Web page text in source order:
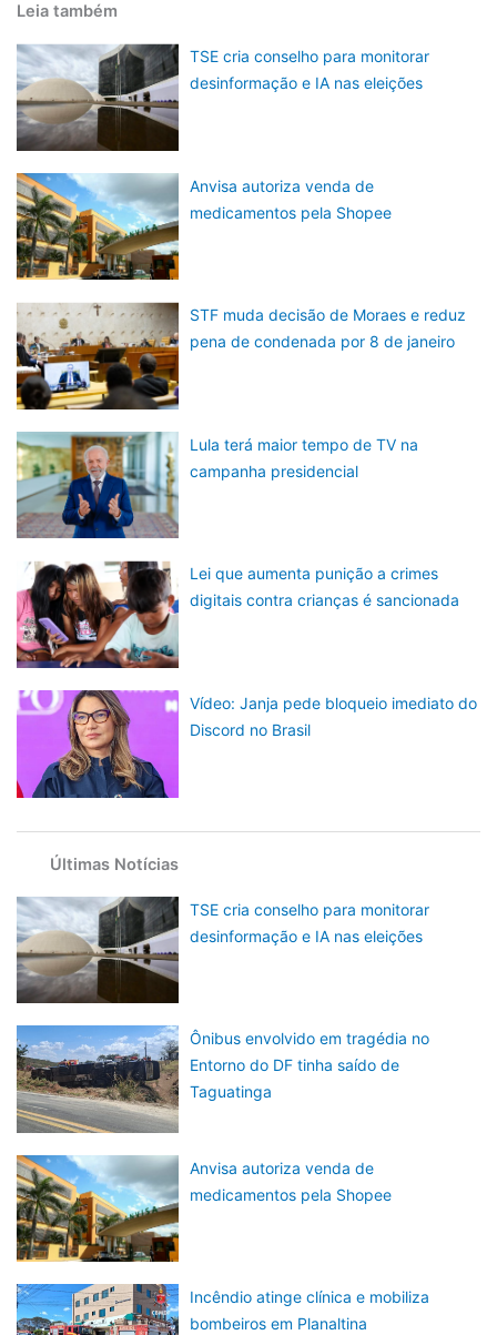
Leia também
TSE cria conselho para monitorar
desinformação e IA nas eleições
Anvisa autoriza venda de
medicamentos pela Shopee
STF muda decisão de Moraes e reduz
pena de condenada por 8 de janeiro
Lula terá maior tempo de TV na
campanha presidencial
Lei que aumenta punição a crimes
digitais contra crianças é sancionada
Vídeo: Janja pede bloqueio imediato do
Discord no Brasil
Últimas Notícias
TSE cria conselho para monitorar
desinformação e IA nas eleições
Ônibus envolvido em tragédia no
Entorno do DF tinha saído de
Taguatinga
Anvisa autoriza venda de
medicamentos pela Shopee
Incêndio atinge clínica e mobiliza
bombeiros em Planaltina